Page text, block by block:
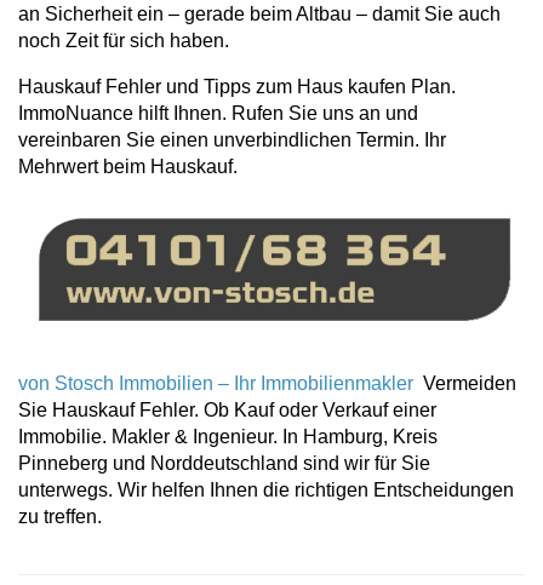
an Sicherheit ein – gerade beim Altbau – damit Sie auch
noch Zeit für sich haben.
Hauskauf Fehler und Tipps zum Haus kaufen Plan.
ImmoNuance hilft Ihnen. Rufen Sie uns an und
vereinbaren Sie einen unverbindlichen Termin. Ihr
Mehrwert beim Hauskauf.
von Stosch Immobilien – Ihr Immobilienmakler Vermeiden
Sie Hauskauf Fehler. Ob Kauf oder Verkauf einer
Immobilie. Makler & Ingenieur. In Hamburg, Kreis
Pinneberg und Norddeutschland sind wir für Sie
unterwegs. Wir helfen Ihnen die richtigen Entscheidungen
zu treffen.